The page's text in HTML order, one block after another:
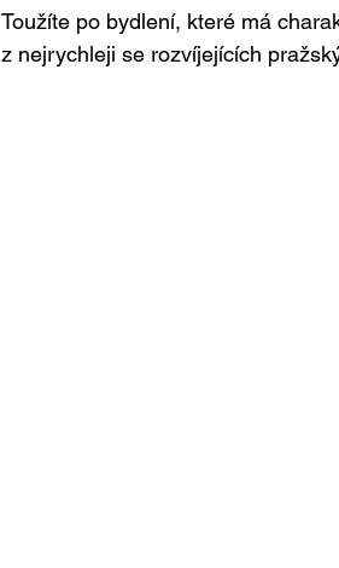
Toužíte po bydlení, které má
z nejrychleji se rozvíjejících